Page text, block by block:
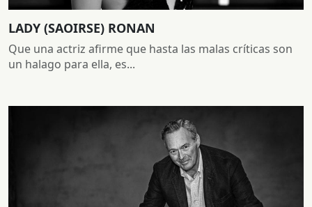
LADY (SAOIRSE) RONAN
Que una actriz afirme que hasta las malas críticas son
un halago para ella, es...